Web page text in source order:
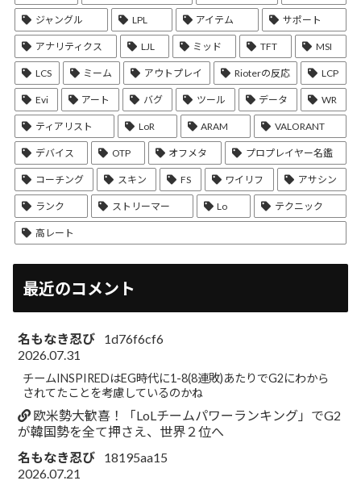
ジャングル LPL アイテム サポート
アナリティクス LJL ミッド TFT MSI
LCS ミーム アウトプレイ Rioterの反応 LCP
Evi アート バグ ツール データ WR
ティアリスト LoR ARAM VALORANT
デバイス OTP オフメタ プロプレイヤー名鑑
コーチング スキン FS ワイリフ アサシン
ランク ストリーマー Lo テクニック
高レート
最近のコメント
名もなき忍び
1d76f6cf6
2026.07.31
チームINSPIREDはEG時代に1-8(8連敗)あたりでG2にわから
されてたことを考慮しているのかね
欧米勢大歓喜！「LoLチームパワーランキング」でG2
が韓国勢を全て押さえ、世界２位へ
名もなき忍び
18195aa15
2026.07.21